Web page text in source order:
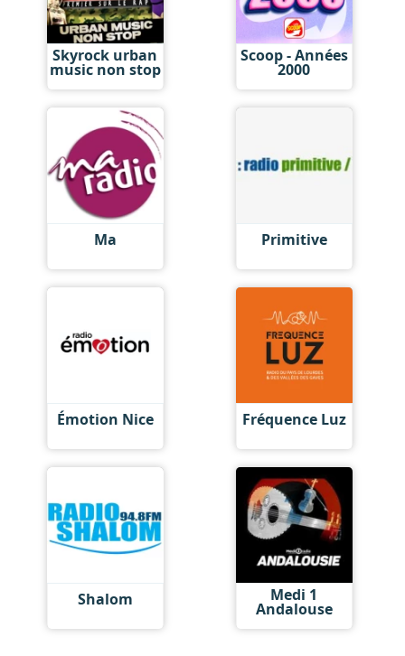
Skyrock urban
music non stop
Scoop - Années
2000
Ma Primitive
Émotion Nice Fréquence Luz
Shalom Medi 1
Andalouse